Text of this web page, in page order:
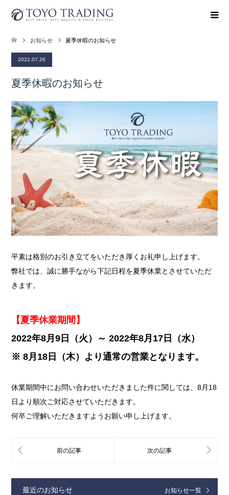
お知らせ 夏季休暇のお知らせ
2022.07.26
夏季休暇のお知らせ
平素は格別のお引き立てをいただき厚くお礼申し上げます。
弊社では、誠に勝手ながら下記日程を夏季休業とさせていただ
きます。
【夏季休業期間】
2022年8月9日（火）～ 2022年8月17日（水）
※ 8月18日（木）より通常の営業となります。
休業期間中にお問い合わせいただきました件に関しては、8月18
日より順次ご対応させていただきます。
何卒ご理解いただきますようお願い申し上げます。
最近のお知らせ お知らせ一覧